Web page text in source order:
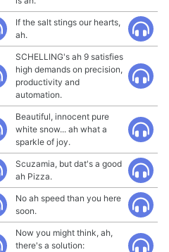
If the salt stings our hearts,
ah.
SCHELLING's ah 9 satisfies
high demands on precision,
productivity and
automation.
Beautiful, innocent pure
white snow... ah what a
sparkle of joy.
Scuzamia, but dat's a good
ah Pizza.
No ah speed than you here
soon.
Now you might think, ah,
there's a solution: